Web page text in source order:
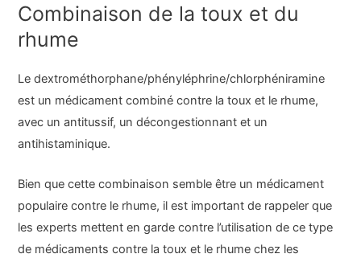
Combinaison de la toux et du
rhume
Le dextrométhorphane/phényléphrine/chlorphéniramine
est un médicament combiné contre la toux et le rhume,
avec un antitussif, un décongestionnant et un
antihistaminique.
Bien que cette combinaison semble être un médicament
populaire contre le rhume, il est important de rappeler que
les experts mettent en garde contre l’utilisation de ce type
de médicaments contre la toux et le rhume chez les